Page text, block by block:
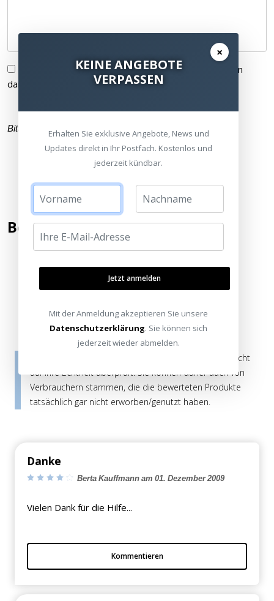
Datenschutzerklärunggelesen und bin
damit einverstanden.
Bitte füllen Sie alle Pflichtfelder ( * ) aus
Bewertung hinzufügen
Kommentar / Bewertung schreiben
Die Bewertungen werden vor ihrer Veröffentlichung nicht
auf ihre Echtheit überprüft. Sie können daher auch von
Verbrauchern stammen, die die bewerteten Produkte
tatsächlich gar nicht erworben/genutzt haben.
Danke
Berta Kauffmann am 01. Dezember 2009
Vielen Dank für die Hilfe...
Kommentieren
×
KEINE ANGEBOTE
VERPASSEN
Erhalten Sie exklusive Angebote, News und
Updates direkt in Ihr Postfach. Kostenlos und
jederzeit kündbar.
Jetzt anmelden
Mit der Anmeldung akzeptieren Sie unsere
Datenschutzerklärung. Sie können sich
jederzeit wieder abmelden.